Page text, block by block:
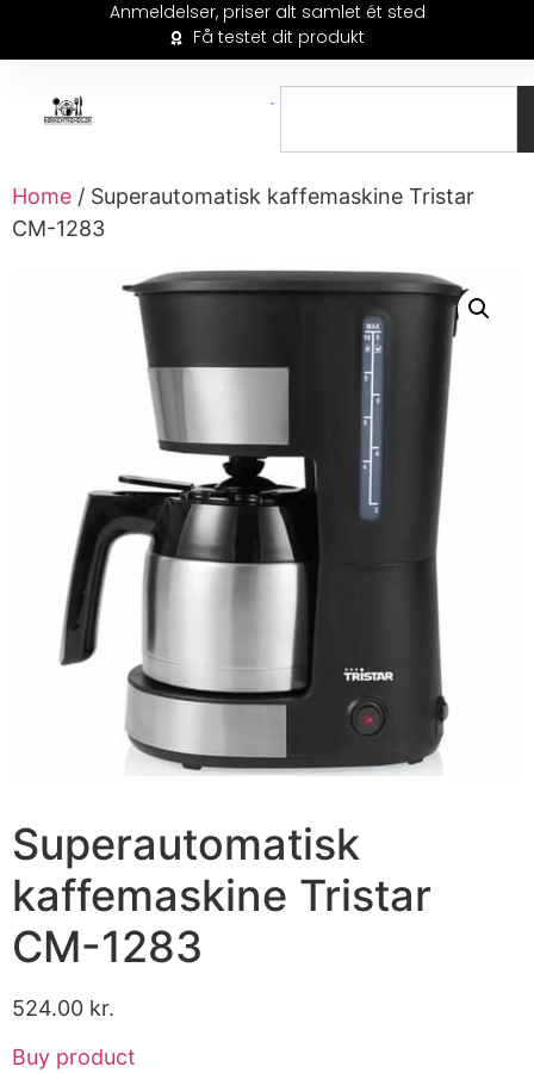
Anmeldelser, priser alt samlet ét sted
Få testet dit produkt
Home / Superautomatisk kaffemaskine Tristar
CM-1283
Superautomatisk
kaffemaskine Tristar
CM-1283
524.00 kr.
Buy product